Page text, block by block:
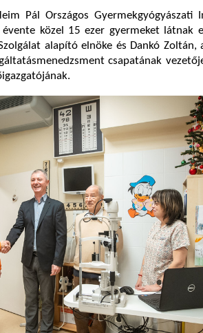
Pál Országos Gyermekgyógyászati
közel 15 ezer gyermeket látnak
alapító elnöke és Dankó Zoltán,
csapatának